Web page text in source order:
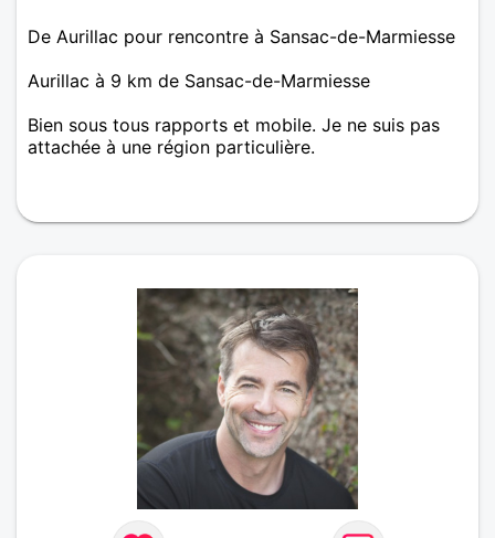
De Aurillac pour rencontre à Sansac-de-Marmiesse
Aurillac à 9 km de Sansac-de-Marmiesse
Bien sous tous rapports et mobile. Je ne suis pas
attachée à une région particulière.